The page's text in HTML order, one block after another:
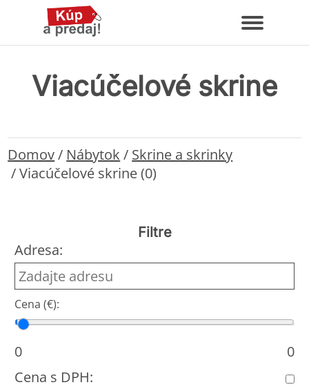
Viacúčelové skrine
Domov/ Nábytok / Skrine a skrinky
/Viacúčelové skrine (0)
Filtre
Adresa:
Cena (€):
Cena od
Cena do
0
0
Cena s DPH: